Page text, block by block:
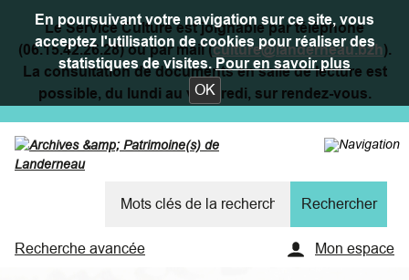
En poursuivant votre navigation sur ce site, vous
acceptez l'utilisation de cookies pour réaliser des
statistiques de visites.Pour en savoir plus
OK
Le Service Culture est joignable par téléphone
(06.15.42.26.28) ou par mail (culture@landerneau.bzh).
La consultation de documents en salle de lecture est
possible, du lundi au vendredi, sur rendez-vous.
Recherche avancée Mon espace